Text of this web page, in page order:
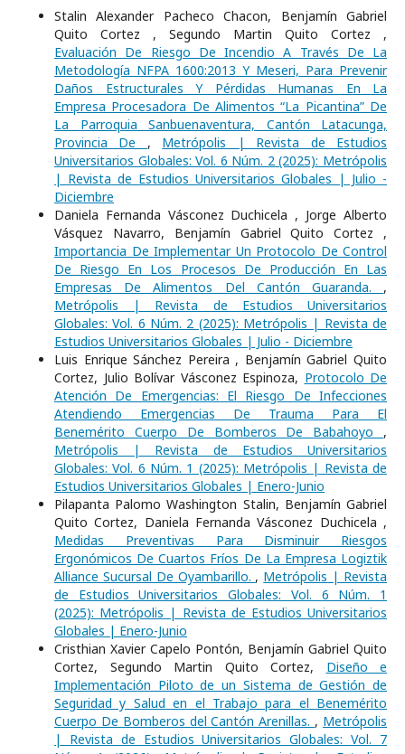
Stalin Alexander Pacheco Chacon, Benjamín Gabriel
Quito Cortez , Segundo Martin Quito Cortez ,
Evaluación De Riesgo De Incendio A Través De La
Metodología NFPA 1600:2013 Y Meseri, Para Prevenir
Daños Estructurales Y Pérdidas Humanas En La
Empresa Procesadora De Alimentos “La Picantina” De
La Parroquia Sanbuenaventura, Cantón Latacunga,
Provincia De , Metrópolis | Revista de Estudios
Universitarios Globales: Vol. 6 Núm. 2 (2025): Metrópolis
| Revista de Estudios Universitarios Globales | Julio -
Diciembre
Daniela Fernanda Vásconez Duchicela , Jorge Alberto
Vásquez Navarro, Benjamín Gabriel Quito Cortez ,
Importancia De Implementar Un Protocolo De Control
De Riesgo En Los Procesos De Producción En Las
Empresas De Alimentos Del Cantón Guaranda. ,
Metrópolis | Revista de Estudios Universitarios
Globales: Vol. 6 Núm. 2 (2025): Metrópolis | Revista de
Estudios Universitarios Globales | Julio - Diciembre
Luis Enrique Sánchez Pereira , Benjamín Gabriel Quito
Cortez, Julio Bolívar Vásconez Espinoza, Protocolo De
Atención De Emergencias: El Riesgo De Infecciones
Atendiendo Emergencias De Trauma Para El
Benemérito Cuerpo De Bomberos De Babahoyo ,
Metrópolis | Revista de Estudios Universitarios
Globales: Vol. 6 Núm. 1 (2025): Metrópolis | Revista de
Estudios Universitarios Globales | Enero-Junio
Pilapanta Palomo Washington Stalin, Benjamín Gabriel
Quito Cortez, Daniela Fernanda Vásconez Duchicela ,
Medidas Preventivas Para Disminuir Riesgos
Ergonómicos De Cuartos Fríos De La Empresa Logiztik
Alliance Sucursal De Oyambarillo. , Metrópolis | Revista
de Estudios Universitarios Globales: Vol. 6 Núm. 1
(2025): Metrópolis | Revista de Estudios Universitarios
Globales | Enero-Junio
Cristhian Xavier Capelo Pontón, Benjamín Gabriel Quito
Cortez, Segundo Martin Quito Cortez, Diseño e
Implementación Piloto de un Sistema de Gestión de
Seguridad y Salud en el Trabajo para el Benemérito
Cuerpo De Bomberos del Cantón Arenillas. , Metrópolis
| Revista de Estudios Universitarios Globales: Vol. 7